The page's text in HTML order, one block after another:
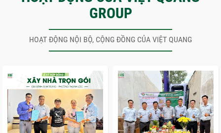
GROUP
HOẠT ĐỘNG NỘI BỘ, CỘNG ĐỒNG CỦA VIỆT QUANG